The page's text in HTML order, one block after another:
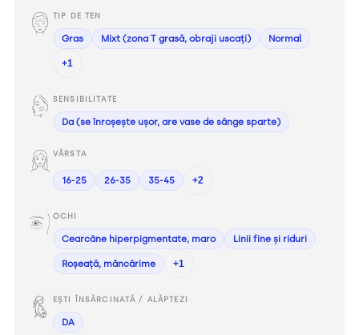
TIP DE TEN
Gras Mixt (zona T grasă, obraji uscați) Normal
+1
SENSIBILITATE
Da (se înroșește ușor, are vase de sânge sparte)
VÂRSTA
16-25 26-35 35-45 +2
OCHI
Cearcăne hiperpigmentate, maro Linii fine și riduri
Roșeață, mâncărime +1
EȘTI ÎNSĂRCINATĂ / ALĂPTEZI
DA